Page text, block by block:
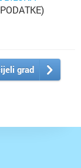
grad